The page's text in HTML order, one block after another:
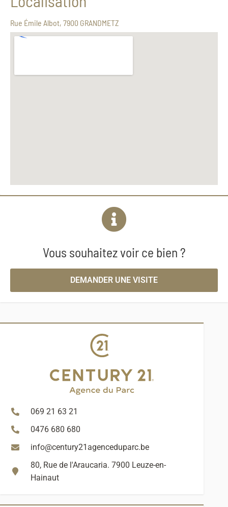
Rue Émile Albot, 7900 GRANDMETZ
Vous souhaitez voir ce bien ?
DEMANDER UNE VISITE
069 21 63 21
0476 680 680
info@century21agenceduparc.be
80, Rue de l'Araucaria. 7900 Leuze-en-
Hainaut